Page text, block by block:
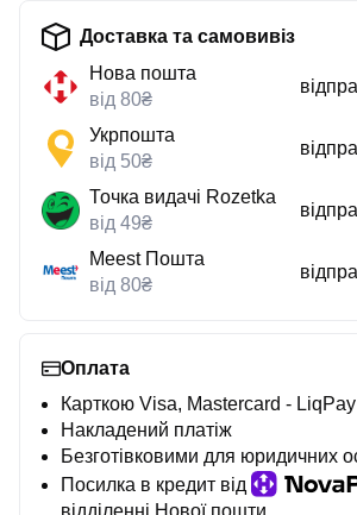
Доставка та самовивіз
Нова пошта
від 80₴
Укрпошта
від 50₴
Точка видачі Rozetka
від 49₴
Meest Пошта
від 80₴
Оплата
Карткою Visa, Mastercard - LiqPay
Накладений платіж
Безготівковими для юридичних
Посилка в кредит від
відділенні Нової пошти